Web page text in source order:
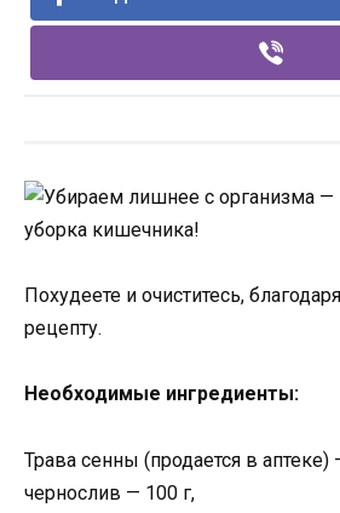
Похудеете и очиститесь,
рецепту.
Необходимые ингредиенты:
Трава сенны (продается в аптеке)
чернослив — 100 г,